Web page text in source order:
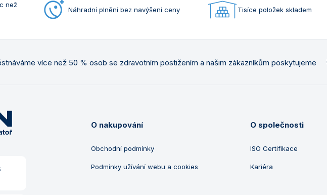
než
Náhradní plnění bez navýšení ceny Tisíce položek skladem
více než 50 % osob se zdravotním postižením a našim zákazníkům poskytujeme
O nakupování
Obchodní podmínky
Podmínky užívání webu a cookies
O společnosti
ISO Certifikace
Kariéra